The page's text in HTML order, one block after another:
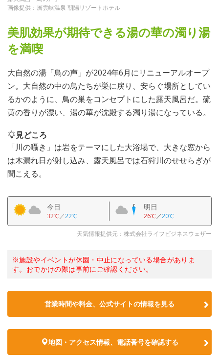
画像提供：層雲峡温泉 朝陽リゾートホテル
美肌効果が期待できる湯の華の濁り湯
を満喫
大自然の湯「鳥の声」が2024年6月にリニューアルオープ
ン。大自然の中の鳥たちが巣に戻り、安らぐ場所としてい
るかのように、鳥の巣をコンセプトにした露天風呂だ。硫
黄の香りが漂い、湯の華が沈殿する濁り湯になっている。
見どころ
「川の囁き」は岩をテーマにした大浴場で、大きな窓から
は木漏れ日が射し込み、露天風呂では石狩川のせせらぎが
聞こえる。
今日
32℃／22℃
明日
26℃／20℃
天気情報提供元：株式会社ライフビジネスウェザー
※施設やイベントが休園・中止になっている場合がありま
す。おでかけの際は事前にご確認ください。
営業時間や料金、公式サイトの情報を見る
地図・アクセス情報、電話番号を確認する